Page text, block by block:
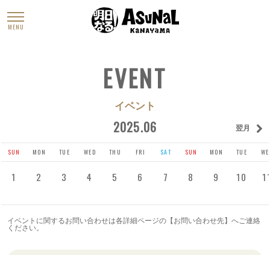
MENU
EVENT
イベント
2025.06 翌月
SUN
1
MON
2
TUE
3
WED
4
THU
5
FRI
6
SAT
7
SUN
8
MON
9
TUE
10
イベントに関するお問い合わせは各詳細ページの【お問い合わせ先】へご連絡
ください。